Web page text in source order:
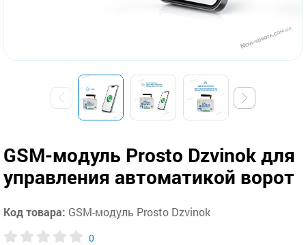
GSM-модуль Prosto Dzvinok для
управления автоматикой ворот
Код товара: GSM-модуль Prosto Dzvinok
0